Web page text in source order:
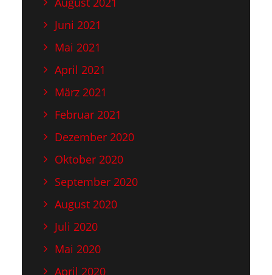
Juni 2021
Mai 2021
April 2021
März 2021
Februar 2021
Dezember 2020
Oktober 2020
September 2020
August 2020
Juli 2020
Mai 2020
April 2020